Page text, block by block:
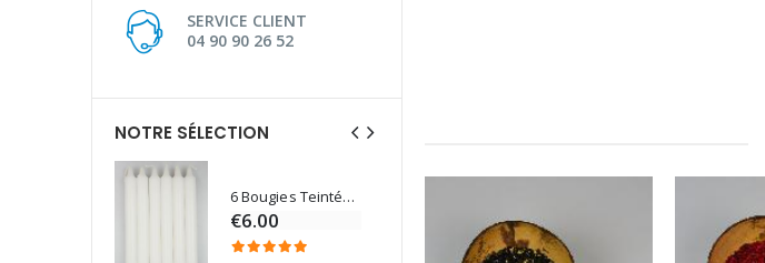
SERVICE CLIENT
04 90 90 26 52
NOTRE SÉLECTION
6 Bougies Teintées Masse Couleur Blanche
€6.00
€10.00